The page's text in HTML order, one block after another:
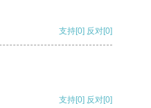
支持[0] 反对[0]
支持[0] 反对[0]